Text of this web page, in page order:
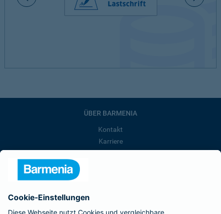
ÜBER BARMENIA
Kontakt
Karriere
Presse
Barmenia ist Teil der BarmeniaGothaer